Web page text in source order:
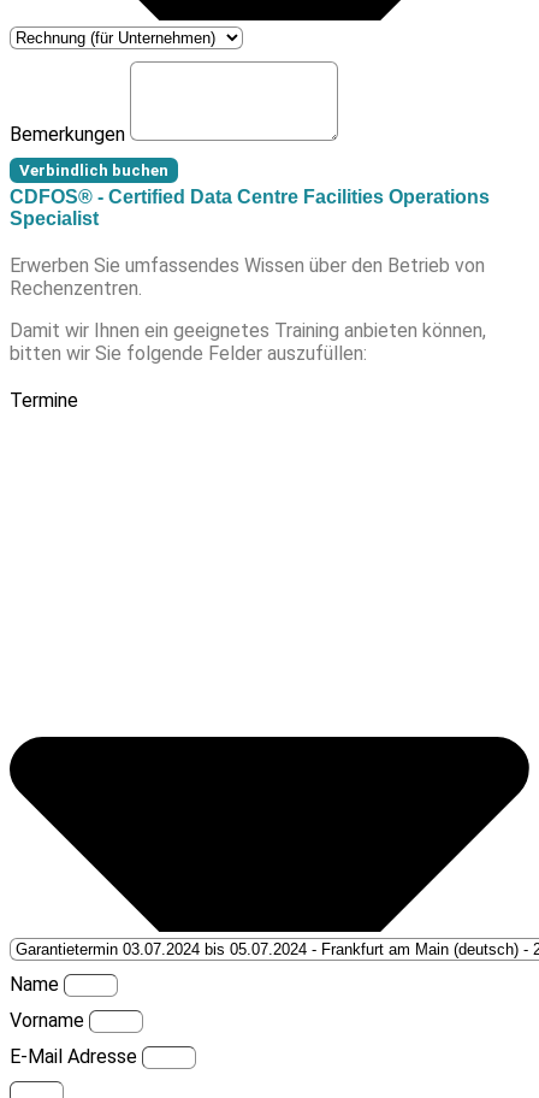
Bemerkungen
Verbindlich buchen
CDFOS® - Certified Data Centre Facilities Operations
Specialist
Erwerben Sie umfassendes Wissen über den Betrieb von
Rechenzentren.
Damit wir Ihnen ein geeignetes Training anbieten können,
bitten wir Sie folgende Felder auszufüllen:
Termine
Name
Vorname
E-Mail Adresse